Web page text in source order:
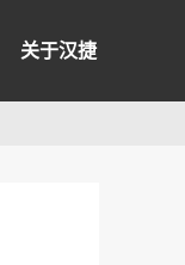
关于汉捷